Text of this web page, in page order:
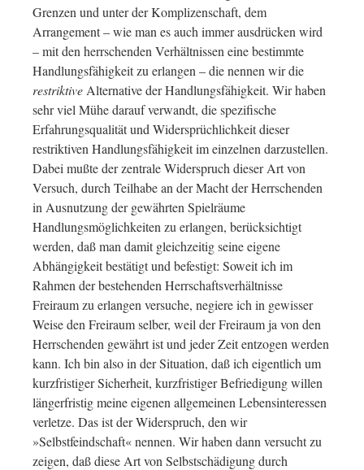
Grenzen und unter der Komplizenschaft, dem
Arrangement – wie man es auch immer ausdrücken wird
– mit den herrschenden Verhältnissen eine bestimmte
Handlungsfähigkeit zu erlangen – die nennen wir die
restriktive Alternative der Handlungsfähigkeit. Wir haben
sehr viel Mühe darauf verwandt, die spezifische
Erfahrungsqualität und Widersprüchlichkeit dieser
restriktiven Handlungsfähigkeit im einzelnen darzustellen.
Dabei mußte der zentrale Widerspruch dieser Art von
Versuch, durch Teilhabe an der Macht der Herrschenden
in Ausnutzung der gewährten Spielräume
Handlungsmöglichkeiten zu erlangen, berücksichtigt
werden, daß man damit gleichzeitig seine eigene
Abhängigkeit bestätigt und befestigt: Soweit ich im
Rahmen der bestehenden Herrschaftsverhältnisse
Freiraum zu erlangen versuche, negiere ich in gewisser
Weise den Freiraum selber, weil der Freiraum ja von den
Herrschenden gewährt ist und jeder Zeit entzogen werden
kann. Ich bin also in der Situation, daß ich eigentlich um
kurzfristiger Sicherheit, kurzfristiger Befriedigung willen
längerfristig meine eigenen allgemeinen Lebensinteressen
verletze. Das ist der Widerspruch, den wir
»Selbstfeindschaft« nennen. Wir haben dann versucht zu
zeigen, daß diese Art von Selbstschädigung durch